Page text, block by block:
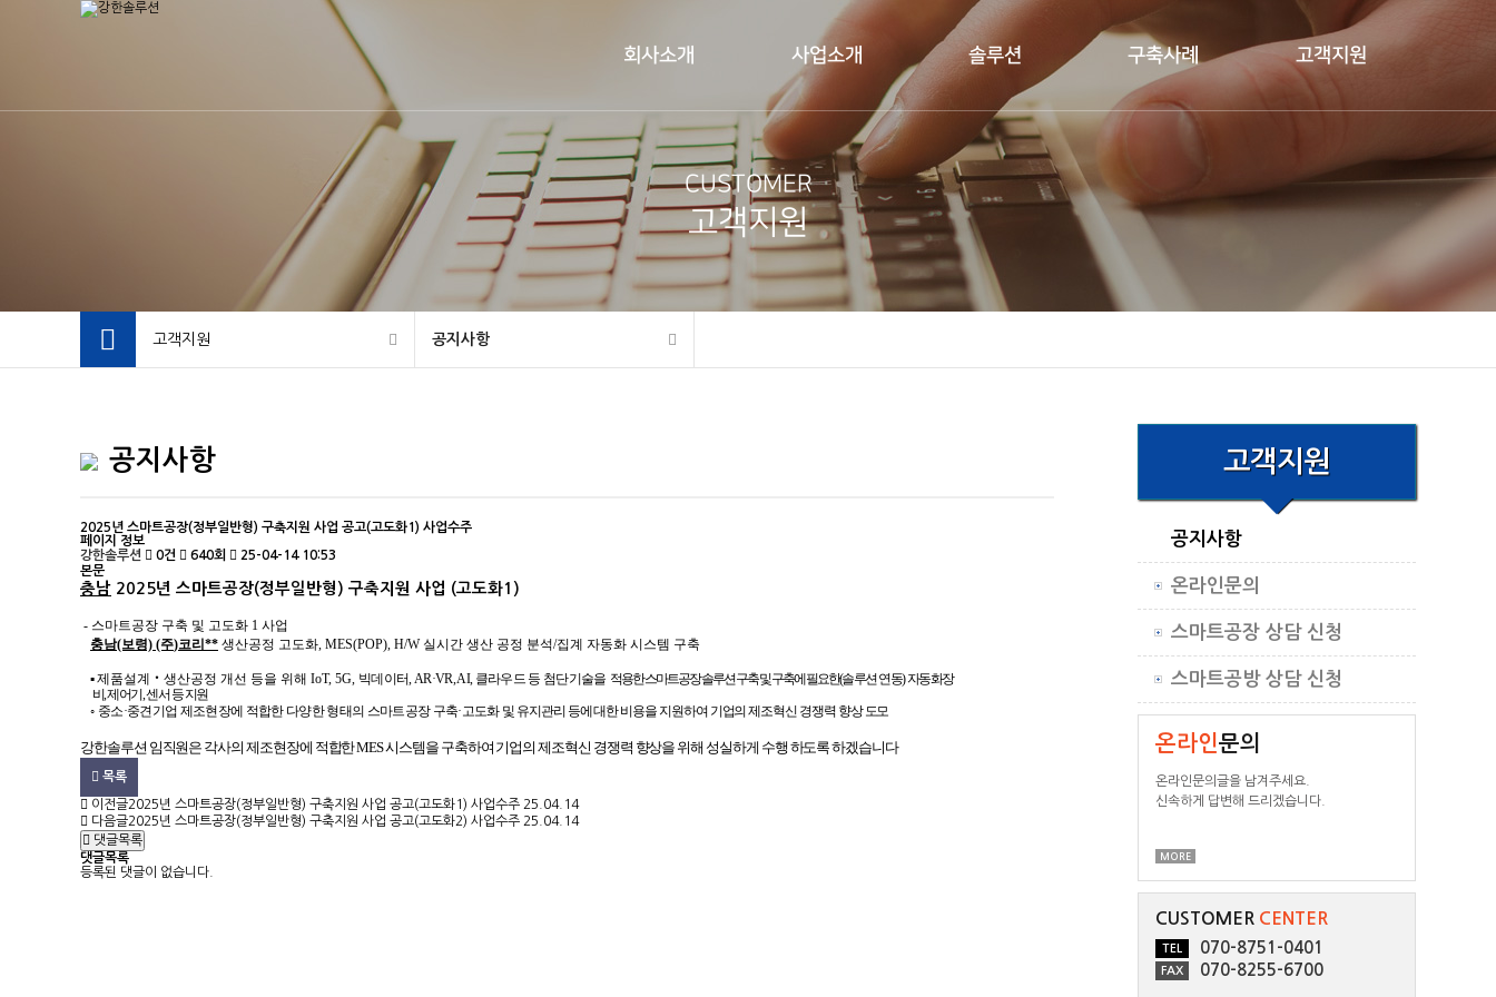
회사소개 사업소개 솔루션 구축사례 고객지원
CUSTOMER
고객지원
고객지원 공지사항
고객지원
공지사항
온라인문의
스마트공장 상담 신청
스마트공방 상담 신청
온라인문의
온라인문의글을 남겨주세요.
신속하게 답변해 드리겠습니다.
MORE
CUSTOMER CENTER
TEL 070-8751-0401
FAX 070-8255-6700
공지사항
2025년 스마트공장(정부일반형) 구축지원 사업 공고(고도화1) 사업수주
페이지 정보
강한솔루션
0건 640회
25-04-14 10:53
본문
충남 2025년 스마트공장(정부일반형) 구축지원 사업 (고도화1)
- 스마트공장 구축 및 고도화 1 사업
충남(보령) (주)코리** 생산공정 고도화, MES(POP), H/W 실시간 생산 공정 분석/집계 자동화 시스템 구축
▪제품설계 ‧ 생산공정 개선 등을 위해 IoT, 5G, 빅데이터, AR·VR, AI, 클라우드 등 첨단기술을 적용한 스마트공장 솔루션 구축 및 구축에 필요한(솔루션 연동)자동화장
비,제어기 ,센서 등 지원
◦ 중소·중견기업 제조현장에 적합한 다양한 형태의 스마트공장 구축·고도화 및 유지관리 등에 대한 비용을 지원하여 기업의 제조혁신 경쟁력 향상 도모
강한솔루션 임직원은 각사의 제조현장에 적합한 MES 시스템을 구축하여 기업의 제조혁신 경쟁력 향상을 위해 성실하게 수행 하도록 하겠습니다
목록
이전글2025년 스마트공장(정부일반형) 구축지원 사업 공고(고도화1) 사업수주 25.04.14
다음글2025년 스마트공장(정부일반형) 구축지원 사업 공고(고도화2) 사업수주 25.04.14
댓글목록
댓글목록
등록된 댓글이 없습니다.